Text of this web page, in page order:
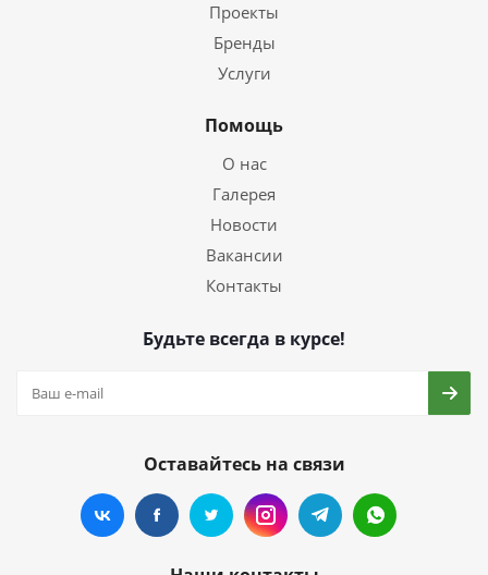
Проекты
Бренды
Услуги
Помощь
О нас
Галерея
Новости
Вакансии
Контакты
Будьте всегда в курсе!
Оставайтесь на связи